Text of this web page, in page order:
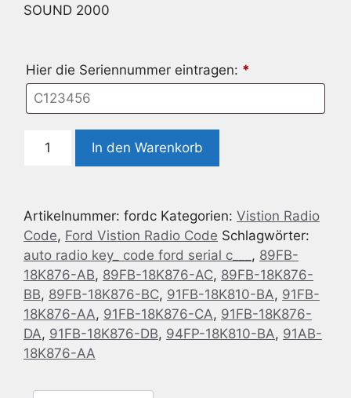
SOUND 2000
Hier die Seriennummer eintragen: *
Code
Ford
Serial:
C
Menge
In den Warenkorb
Artikelnummer: fordc Kategorien: Vistion Radio
Code, Ford Vistion Radio Code Schlagwörter:
auto radio key_ code ford serial c___ , 89FB-
18K876-AB, 89FB-18K876-AC, 89FB-18K876-
BB, 89FB-18K876-BC, 91FB-18K810-BA, 91FB-
18K876-AA, 91FB-18K876-CA, 91FB-18K876-
DA, 91FB-18K876-DB, 94FP-18K810-BA, 91AB-
18K876-AA